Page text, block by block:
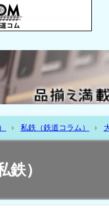
私鉄（鉄道コラム）
鉄）